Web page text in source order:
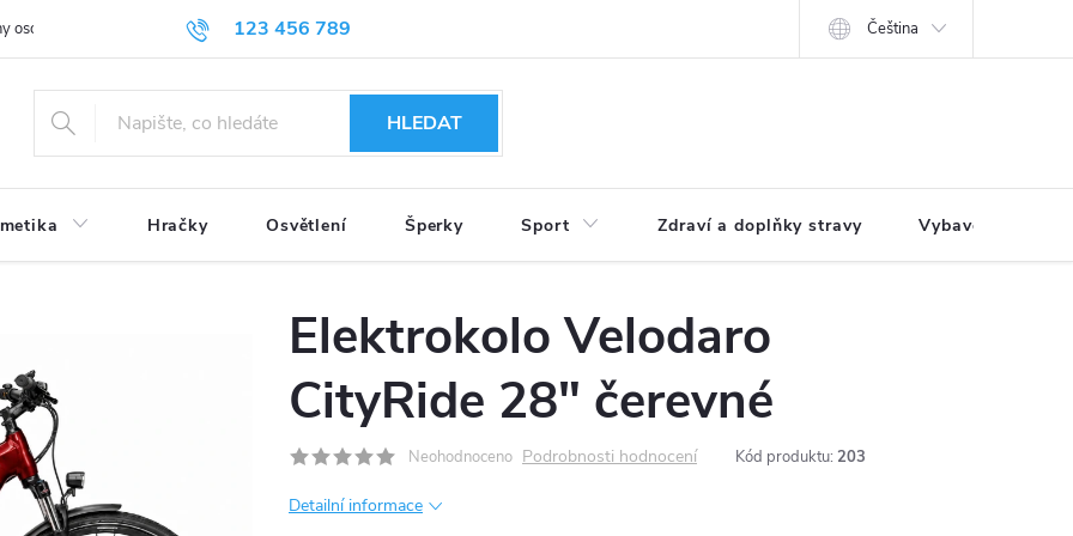
123 456 789
osobních údajů Čeština
HLEDAT
Hračky Osvětlení Šperky Sport Zdraví a doplňky stravy Vybavení pro
Elektrokolo Velodaro
CityRide 28" čerevné
Neohodnoceno Podrobnosti hodnocení Kód produktu: 203
Detailní informace